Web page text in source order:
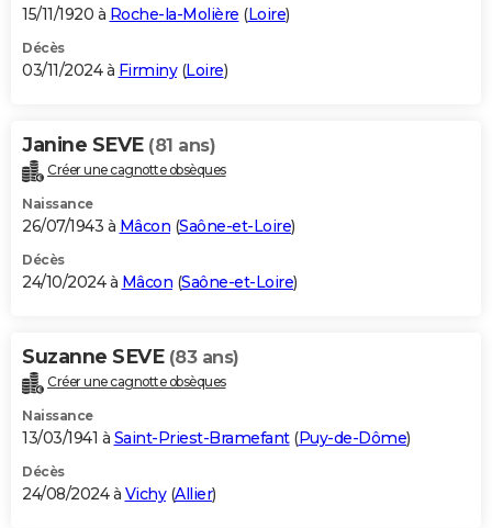
15/11/1920 à Roche-la-Molière (Loire)
Décès
03/11/2024 à Firminy(Loire)
Janine SEVE (81 ans)
Créer une cagnotte obsèques
Naissance
26/07/1943 à Mâcon (Saône-et-Loire)
Décès
24/10/2024 à Mâcon (Saône-et-Loire)
Suzanne SEVE (83 ans)
Créer une cagnotte obsèques
Naissance
13/03/1941 à Saint-Priest-Bramefant(Puy-de-Dôme)
Décès
24/08/2024 à Vichy(Allier)